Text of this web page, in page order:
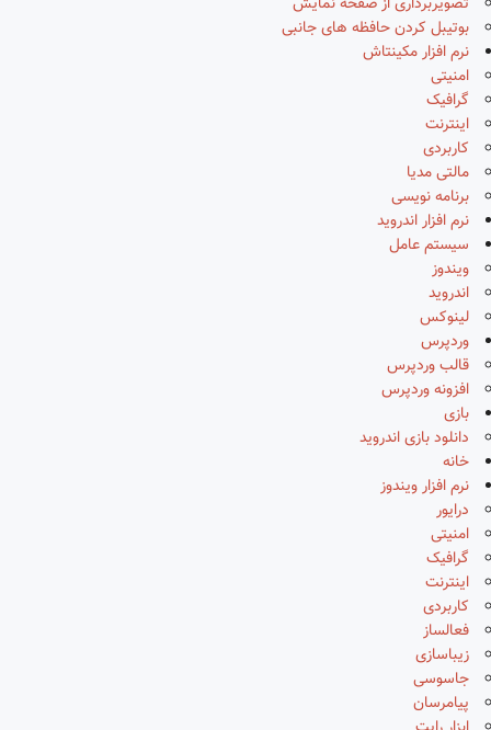
بوتیبل کردن حافظه های جانبی
نرم افزار مکینتاش
امنیتی
گرافیک
اینترنت
کاربردی
مالتی مدیا
برنامه نویسی
نرم افزار اندروید
سیستم عامل
ویندوز
اندروید
لینوکس
وردپرس
قالب وردپرس
افزونه وردپرس
بازی
دانلود بازی اندروید
خانه
نرم افزار ویندوز
درایور
امنیتی
گرافیک
اینترنت
کاربردی
فعالساز
زیباسازی
جاسوسی
پیامرسان